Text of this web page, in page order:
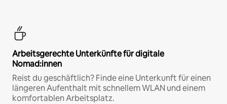
Arbeitsgerechte Unterkünfte für digitale
Nomad:innen
Reist du geschäftlich? Finde eine Unterkunft für einen
längeren Aufenthalt mit schnellem WLAN und einem
komfortablen Arbeitsplatz.